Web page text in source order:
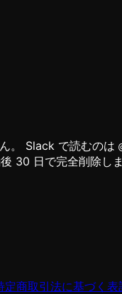
。 Slack で読むのは
30 日で完全削除しま
定商取引法に基づく表